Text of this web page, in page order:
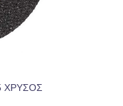
ΧΡΥΣΟΣ